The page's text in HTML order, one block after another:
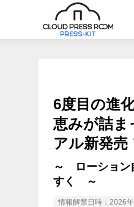
6度目の進
恵みが詰
アル新発売
～ ローション
すく ～
情報解禁日時：2026